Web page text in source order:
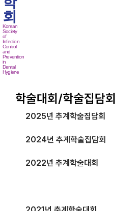
회
Korean
Society
of
Infection
Control
and
Prevention
in
Dental
Hygiene
학술대회/학술집담회
2025년 추계학술집담회
2024년 추계학술집담회
2022년 추계학술대회